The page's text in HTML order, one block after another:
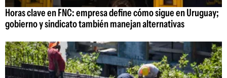
Horas clave en FNC: empresa define cómo sigue en Uruguay;
gobierno y sindicato también manejan alternativas